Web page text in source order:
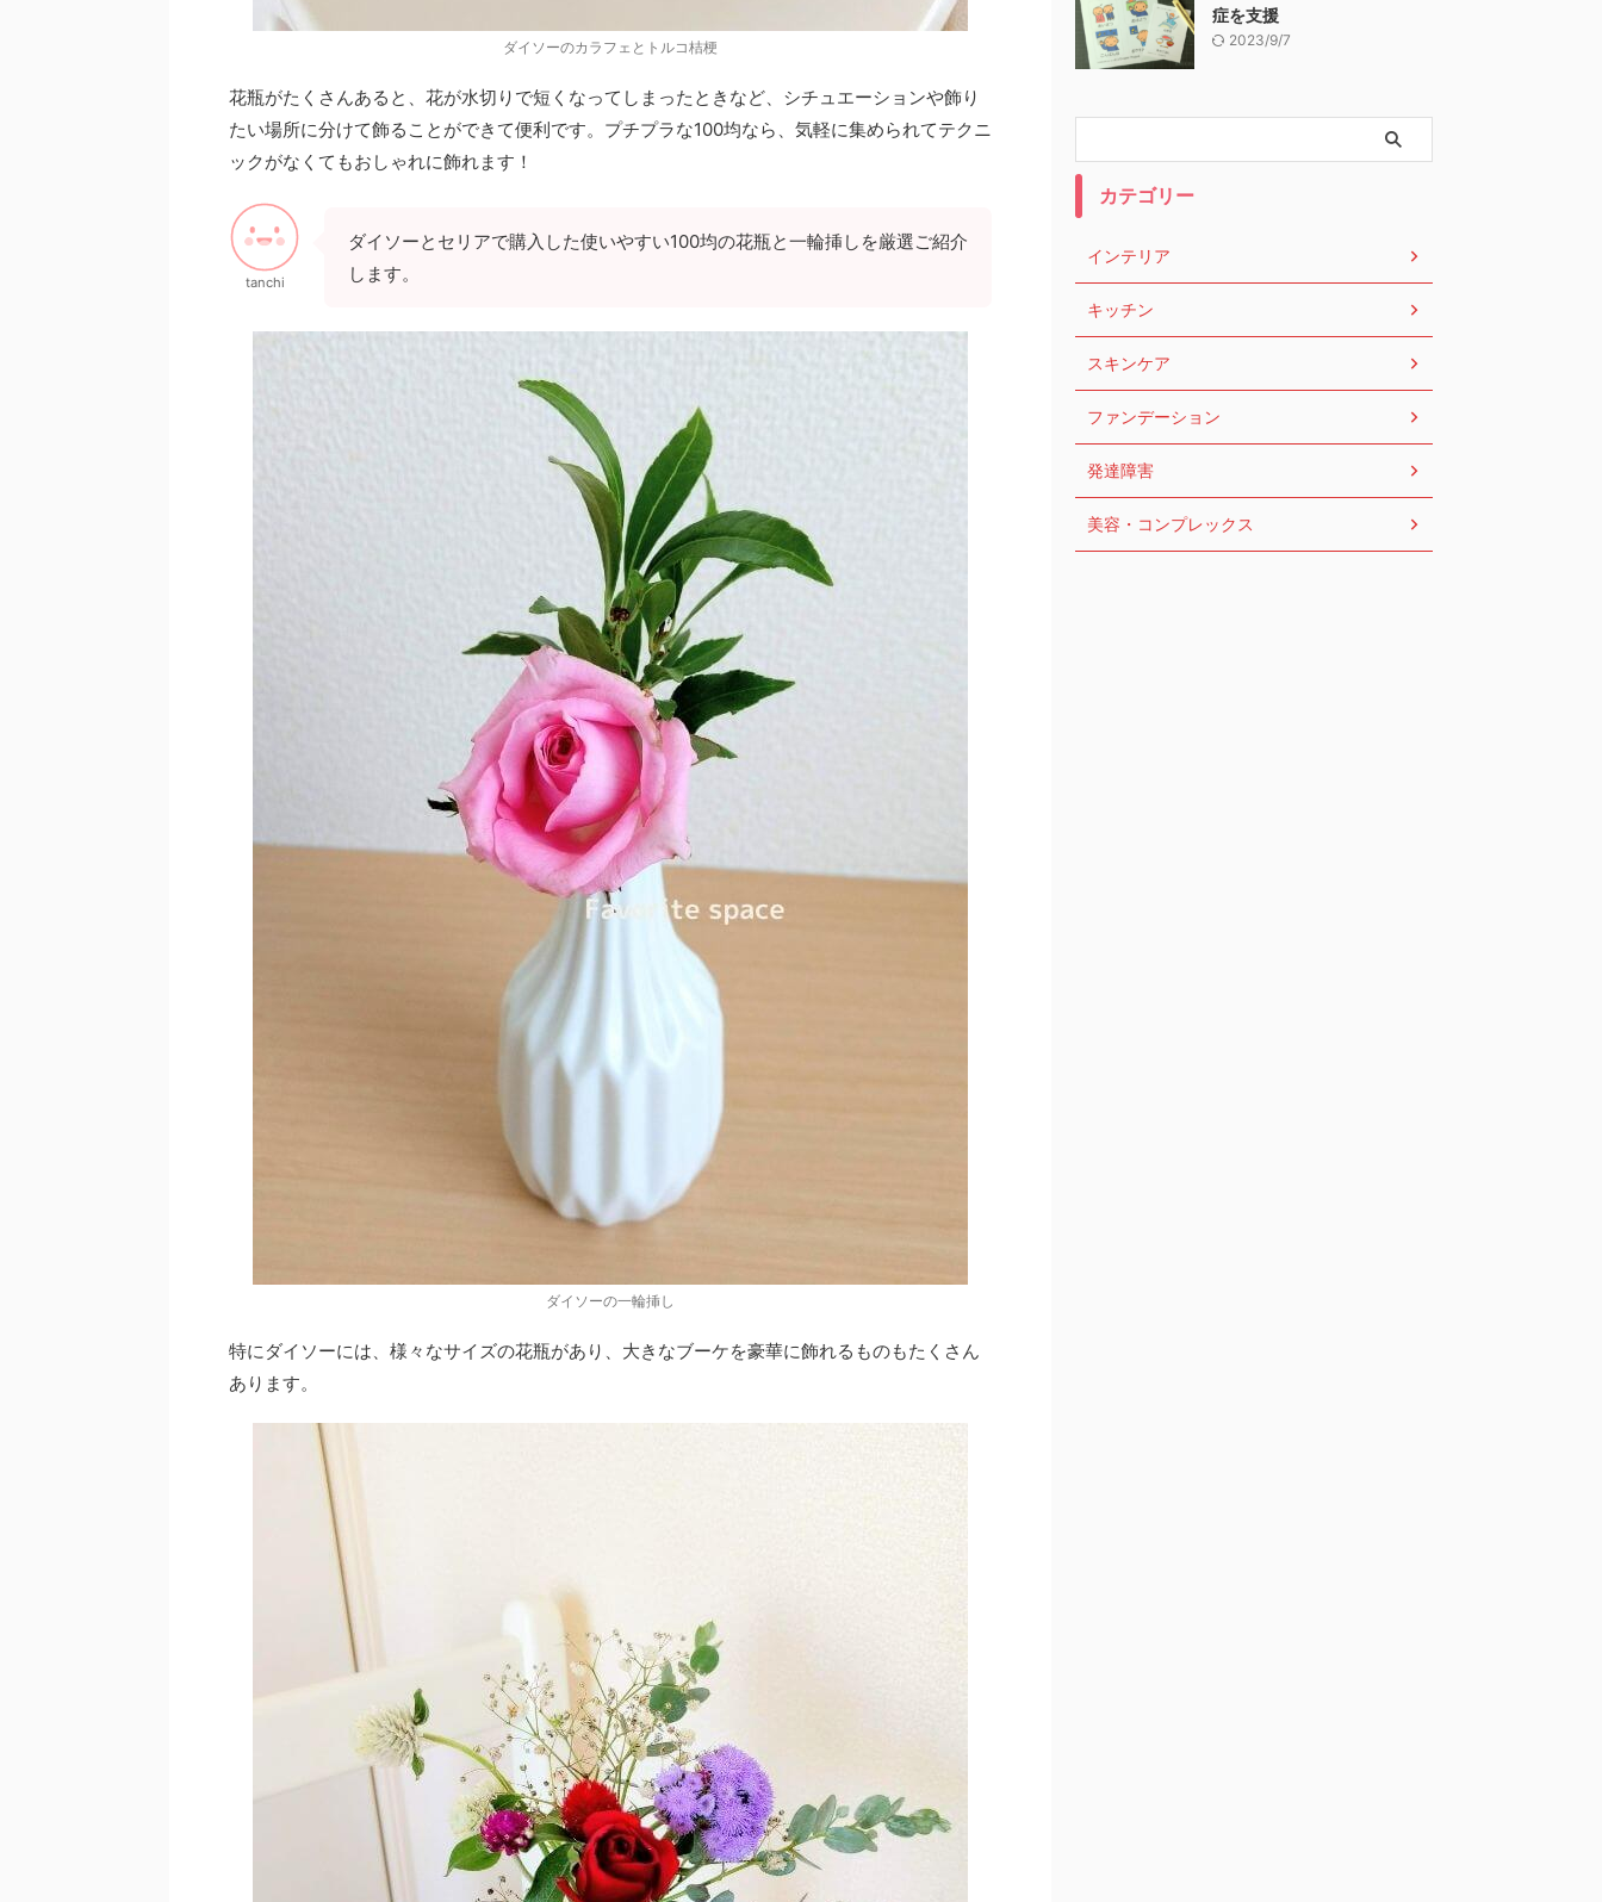
ダイソーのカラフェとトルコ桔梗
花瓶がたくさんあると、花が水切りで短くなってしまったときなど、シチュエーションや飾り
たい場所に分けて飾ることができて便利です。プチプラな100均なら、気軽に集められてテクニ
ックがなくてもおしゃれに飾れます！
tanchi
ダイソーとセリアで購入した使いやすい100均の花瓶と一輪挿しを厳選ご紹介
します。
ダイソーの一輪挿し
特にダイソーには、様々なサイズの花瓶があり、大きなブーケを豪華に飾れるものもたくさん
あります。
症を支援
2023/9/7
カテゴリー
インテリア
キッチン
スキンケア
ファンデーション
発達障害
美容・コンプレックス